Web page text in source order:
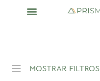
MOSTRAR FILTROS